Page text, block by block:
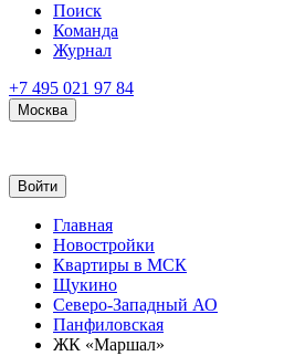
Поиск
Команда
Журнал
+7 495 021 97 84
Москва
Войти
Главная
Новостройки
Квартиры в МСК
Щукино
Северо-Западный АО
Панфиловская
ЖК «Маршал»